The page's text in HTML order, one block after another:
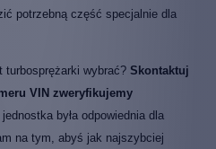
potrzebną część specjalnie dla
turbosprężarki wybrać? Skontaktuj
VIN zweryfikujemy
była odpowiednia dla
na tym, abyś jak najszybciej